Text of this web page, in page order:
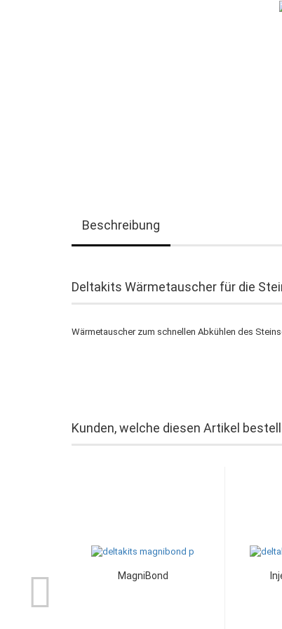
Beschreibung
Deltakits Wärmetauscher für die
Wärmetauscher zum schnellen Abkühlen des
Kunden, welche diesen Artikel
MagniBond